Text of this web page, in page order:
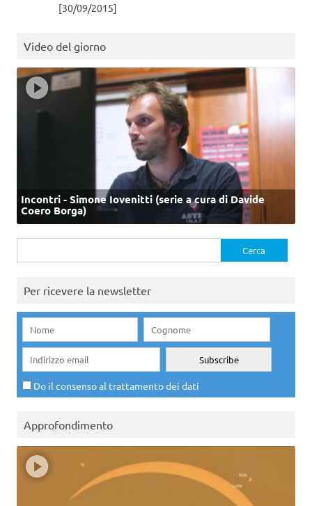
[30/09/2015]
Video del giorno
Incontri - Simone Iovenitti (serie a cura di Davide
Coero Borga)
per:
Per ricevere la newsletter
Do il consenso al trattamento dei dati
Approfondimento